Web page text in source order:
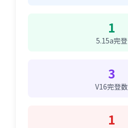
1
5.15a完登
3
V16完登数
1